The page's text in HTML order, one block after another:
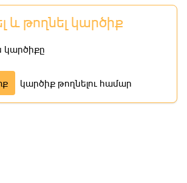
և թողնել կարծիք
կարծիքը
կարծիք թողնելու համար